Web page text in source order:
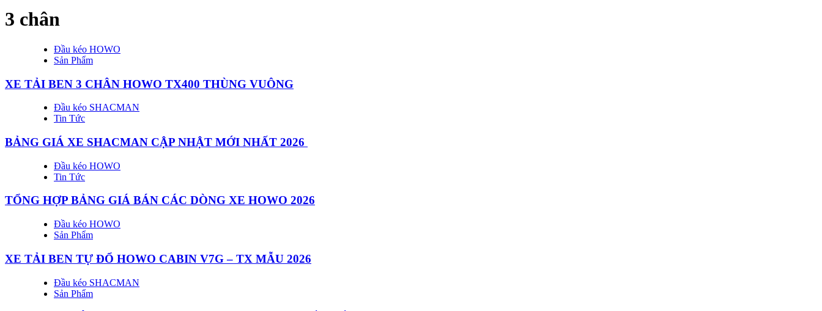
3 chân
Đầu kéo HOWO
Sản Phẩm
XE TẢI BEN 3 CHÂN HOWO TX400 THÙNG VUÔNG
Đầu kéo SHACMAN
Tin Tức
BẢNG GIÁ XE SHACMAN CẬP NHẬT MỚI NHẤT 2026
Đầu kéo HOWO
Tin Tức
TỔNG HỢP BẢNG GIÁ BÁN CÁC DÒNG XE HOWO 2026
Đầu kéo HOWO
Sản Phẩm
XE TẢI BEN TỰ ĐỔ HOWO CABIN V7G – TX MẪU 2026
Đầu kéo SHACMAN
Sản Phẩm